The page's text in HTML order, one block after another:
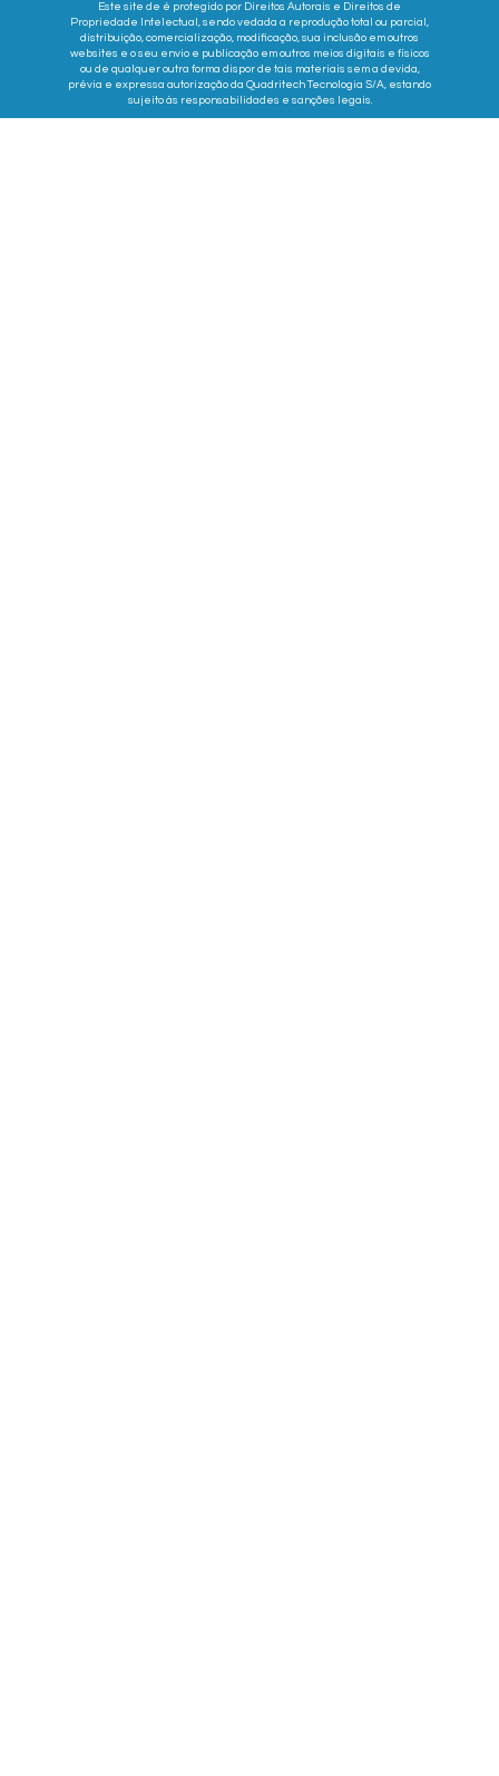
Este site de é protegido por Direitos Autorais e Direitos de
Propriedade Intelectual, sendo vedada a reprodução total ou parcial,
distribuição, comercialização, modificação, sua inclusão em outros
websites e o seu envio e publicação em outros meios digitais e físicos
ou de qualquer outra forma dispor de tais materiais sem a devida,
prévia e expressa autorização da Quadritech Tecnologia S/A, estando
sujeito às responsabilidades e sanções legais.